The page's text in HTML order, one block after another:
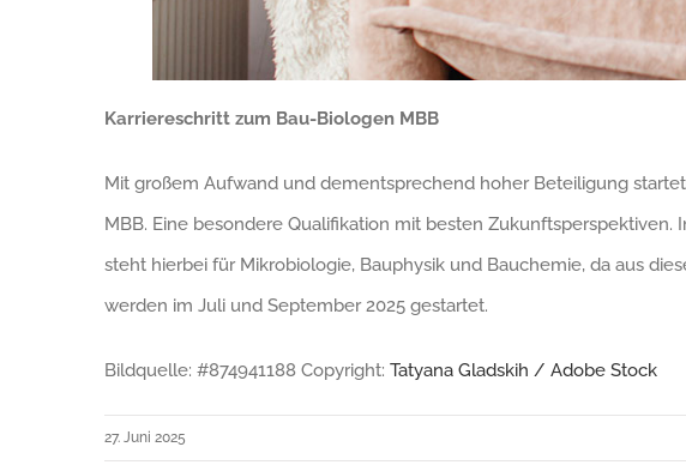
Karriereschritt zum Bau-Biologen MBB
Mit großem Aufwand und dementsprechend hoher Beteiligung
MBB. Eine besondere Qualifikation mit besten
steht hierbei für Mikrobiologie, Bauphysik und Bauchemie, da aus
werden im Juli und September 2025 gestartet.
Bildquelle: #874941188 Copyright: Tatyana Gladskih / Adobe Stock
27. Juni 2025